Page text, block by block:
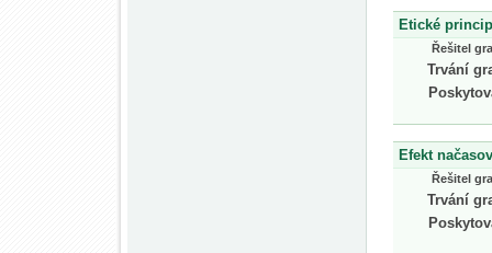
Etické
Řešitel
Trvání
Efekt
Řešitel
Trvání